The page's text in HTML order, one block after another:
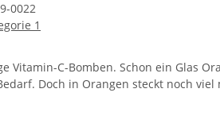
0022
1
Vitamin-C-Bomben. Schon ein Glas
Doch in Orangen steckt noch viel